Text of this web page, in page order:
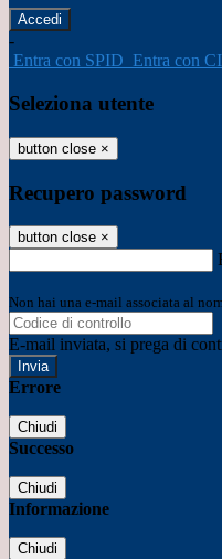
-
Entra con SPID Entra con
Seleziona utente
button close ×
Recupero password
button close ×
Non hai una e-mail associata al
E-mail inviata, si prega di
Errore
Chiudi
Successo
Chiudi
Informazione
Chiudi